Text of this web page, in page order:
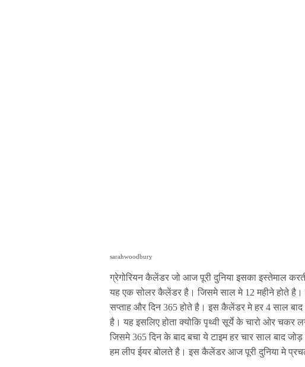
sarahwoodbury
ग्रेगोरियन कैलेंडर जो आज पूरी दुनिया इसका इस्तेमाल
यह एक सोलर कैलेंडर है। जिसमे साल मे 12 महीने होते है।
सप्ताह और दिन 365 होते है। इस कैलेंडर मे हर 4 साल बाद
है। यह इसलिए होता क्योकि पृथ्वी सूर्ये के चारो ओर
जिसमे 365 दिन के बाद बचा ये टाइम हर चार साल बाद
हम लीप ईयर बोलते है। इस कैलेंडर आज पूरी दुनिया मे